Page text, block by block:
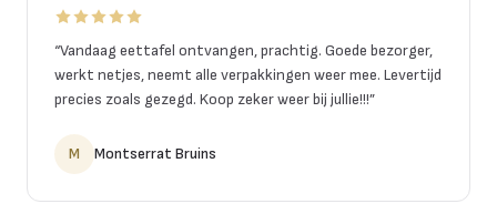
“Vandaag eettafel ontvangen, prachtig. Goede bezorger,
werkt netjes, neemt alle verpakkingen weer mee. Levertijd
precies zoals gezegd. Koop zeker weer bij jullie!!!”
M Montserrat Bruins